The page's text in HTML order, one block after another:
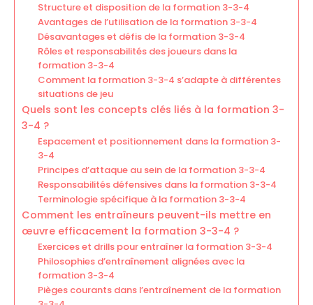
Structure et disposition de la formation 3-3-4
Avantages de l’utilisation de la formation 3-3-4
Désavantages et défis de la formation 3-3-4
Rôles et responsabilités des joueurs dans la
formation 3-3-4
Comment la formation 3-3-4 s’adapte à différentes
situations de jeu
Quels sont les concepts clés liés à la formation 3-
3-4 ?
Espacement et positionnement dans la formation 3-
3-4
Principes d’attaque au sein de la formation 3-3-4
Responsabilités défensives dans la formation 3-3-4
Terminologie spécifique à la formation 3-3-4
Comment les entraîneurs peuvent-ils mettre en
œuvre efficacement la formation 3-3-4 ?
Exercices et drills pour entraîner la formation 3-3-4
Philosophies d’entraînement alignées avec la
formation 3-3-4
Pièges courants dans l’entraînement de la formation